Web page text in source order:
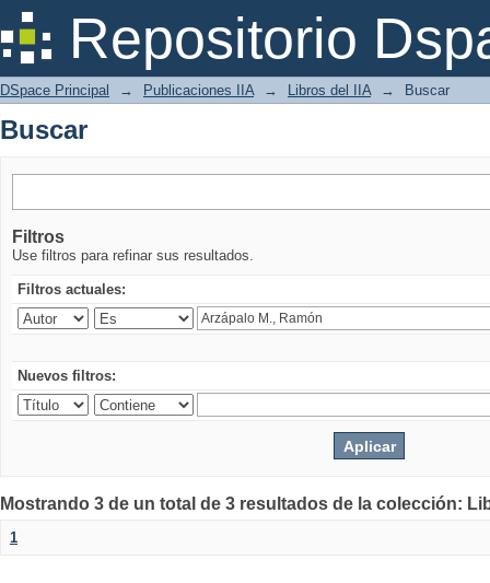
Repositorio
Buscar
DSpace Principal → Publicaciones IIA → Libros del IIA → Buscar
Buscar
Filtros
Use filtros para refinar sus resultados.
Filtros actuales:
Nuevos filtros:
Mostrando 3 de un total de 3 resultados de la colección:
1